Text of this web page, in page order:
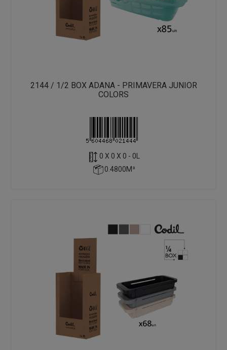
2144 / 1/2 BOX ADANA - PRIMAVERA JUNIOR
COLORS
0 X 0 X 0 - 0L
0.4800M³